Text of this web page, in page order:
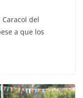
del
a que los